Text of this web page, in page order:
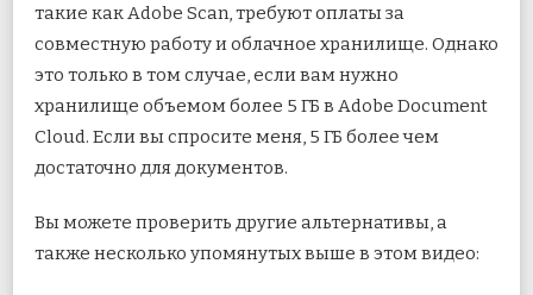
такие как Adobe Scan, требуют оплаты за
совместную работу и облачное хранилище. Однако
это только в том случае, если вам нужно
хранилище объемом более 5 ГБ в Adobe Document
Cloud. Если вы спросите меня, 5 ГБ более чем
достаточно для документов.
Вы можете проверить другие альтернативы, а
также несколько упомянутых выше в этом видео: